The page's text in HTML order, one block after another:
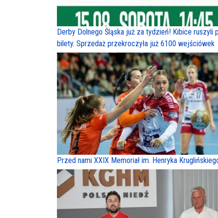
Derby Dolnego Śląska już za tydzień! Kibice ruszyli
bilety. Sprzedaż przekroczyła już 6100 wejściówek
Przed nami XXIX Memoriał im. Henryka